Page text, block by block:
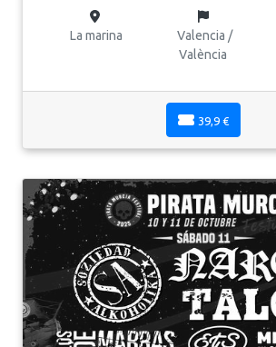
La marina
Valencia /
València
39,9 €